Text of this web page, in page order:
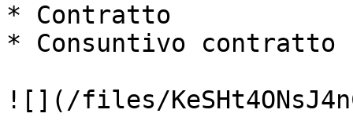
* Contratto
* Consuntivo contratto
![](/files/